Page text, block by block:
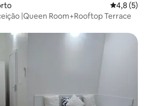
4,8 (5)
|Queen Room+Rooftop Terrace